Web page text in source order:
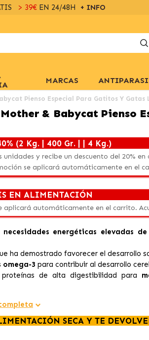
> 39€EN 24/48H + INFO
MARCAS
Pienso Especial Para Gatitos Y Gatas
& Babycat Pienso
(2 Kg. | 400 Gr. | | 4 Kg.)
unidades y recibe un descuento del 20%
se aplicará automáticamente en el
EN ALIMENTACIÓN
aplicará automáticamente en el carrito.
necesidades energéticas elevadas
ha demostrado favorecer el desarrollo
omega-3 para contribuir al desarrollo
de alta digestibilidad para
SECA Y TE